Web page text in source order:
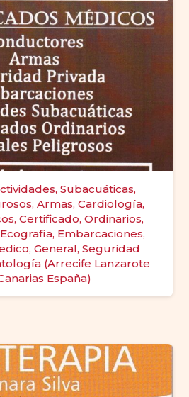
Subacuáticas,
Armas, Cardiología,
Certificado, Ordinarios,
Embarcaciones,
General, Seguridad
(Arrecife Lanzarote
España)